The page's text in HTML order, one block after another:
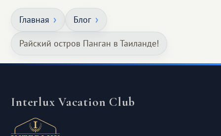
Главная Блог
Райский остров Панган в Таиланде!
Interlux Vacation Club